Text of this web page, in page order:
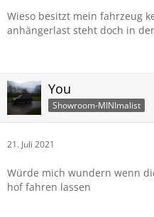
Wieso besitzt mein fahrzeug
anhängerlast steht doch in
You
Showroom-MINImalist
21. Juli 2021
Würde mich wundern wenn
hof fahren lassen